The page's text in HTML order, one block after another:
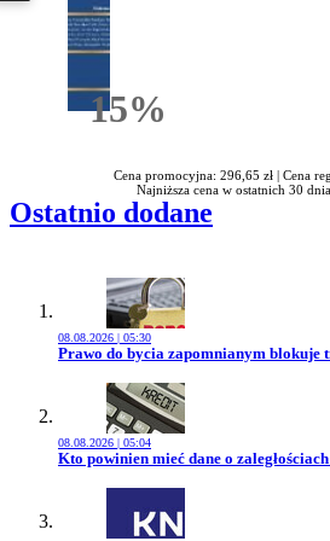
15%Rabatu
Cena promocyjna: 296,65 zł | Cena
Najniższa cena w ostatnich 30
Ostatnio dodane
08.08.2026 | 05:30
Przejdź do artykułu:
Prawo do bycia zapomnianym blokuje
08.08.2026 | 05:04
Przejdź do artykułu:
Kto powinien mieć dane o